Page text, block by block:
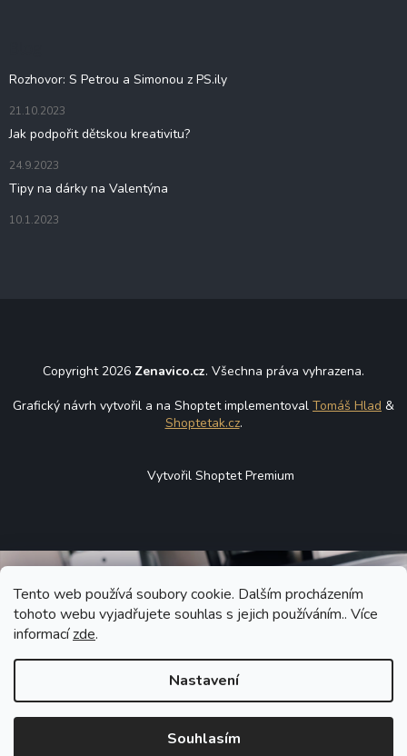
Tento web používá soubory cookie. Dalším procházením
tohoto webu vyjadřujete souhlas s jejich používáním.. Více
informacízde.
Nastavení
Souhlasím
Rozhovor: S Petrou a Simonou z PS.ily
21.10.2023
Jak podpořit dětskou kreativitu?
24.9.2023
Tipy na dárky na Valentýna
10.1.2023
Copyright 2026 Zenavico.cz. Všechna práva vyhrazena.
Grafický návrh vytvořil a na Shoptet implementoval Tomáš Hlad &
Shoptetak.cz.
Vytvořil Shoptet Premium